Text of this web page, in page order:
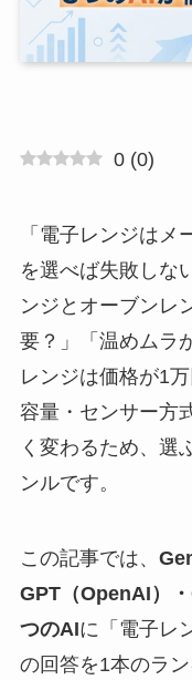
0 (0)
「電子レンジは
を選べば失敗しな
ンジとオーブンレ
要？」「温めム
レンジは価格が1
容量・センサー方
く変わるため、選
ンルです。
この記事では、
GPT（OpenAI）
つのAIに「電子レ
の回答を1本のラ